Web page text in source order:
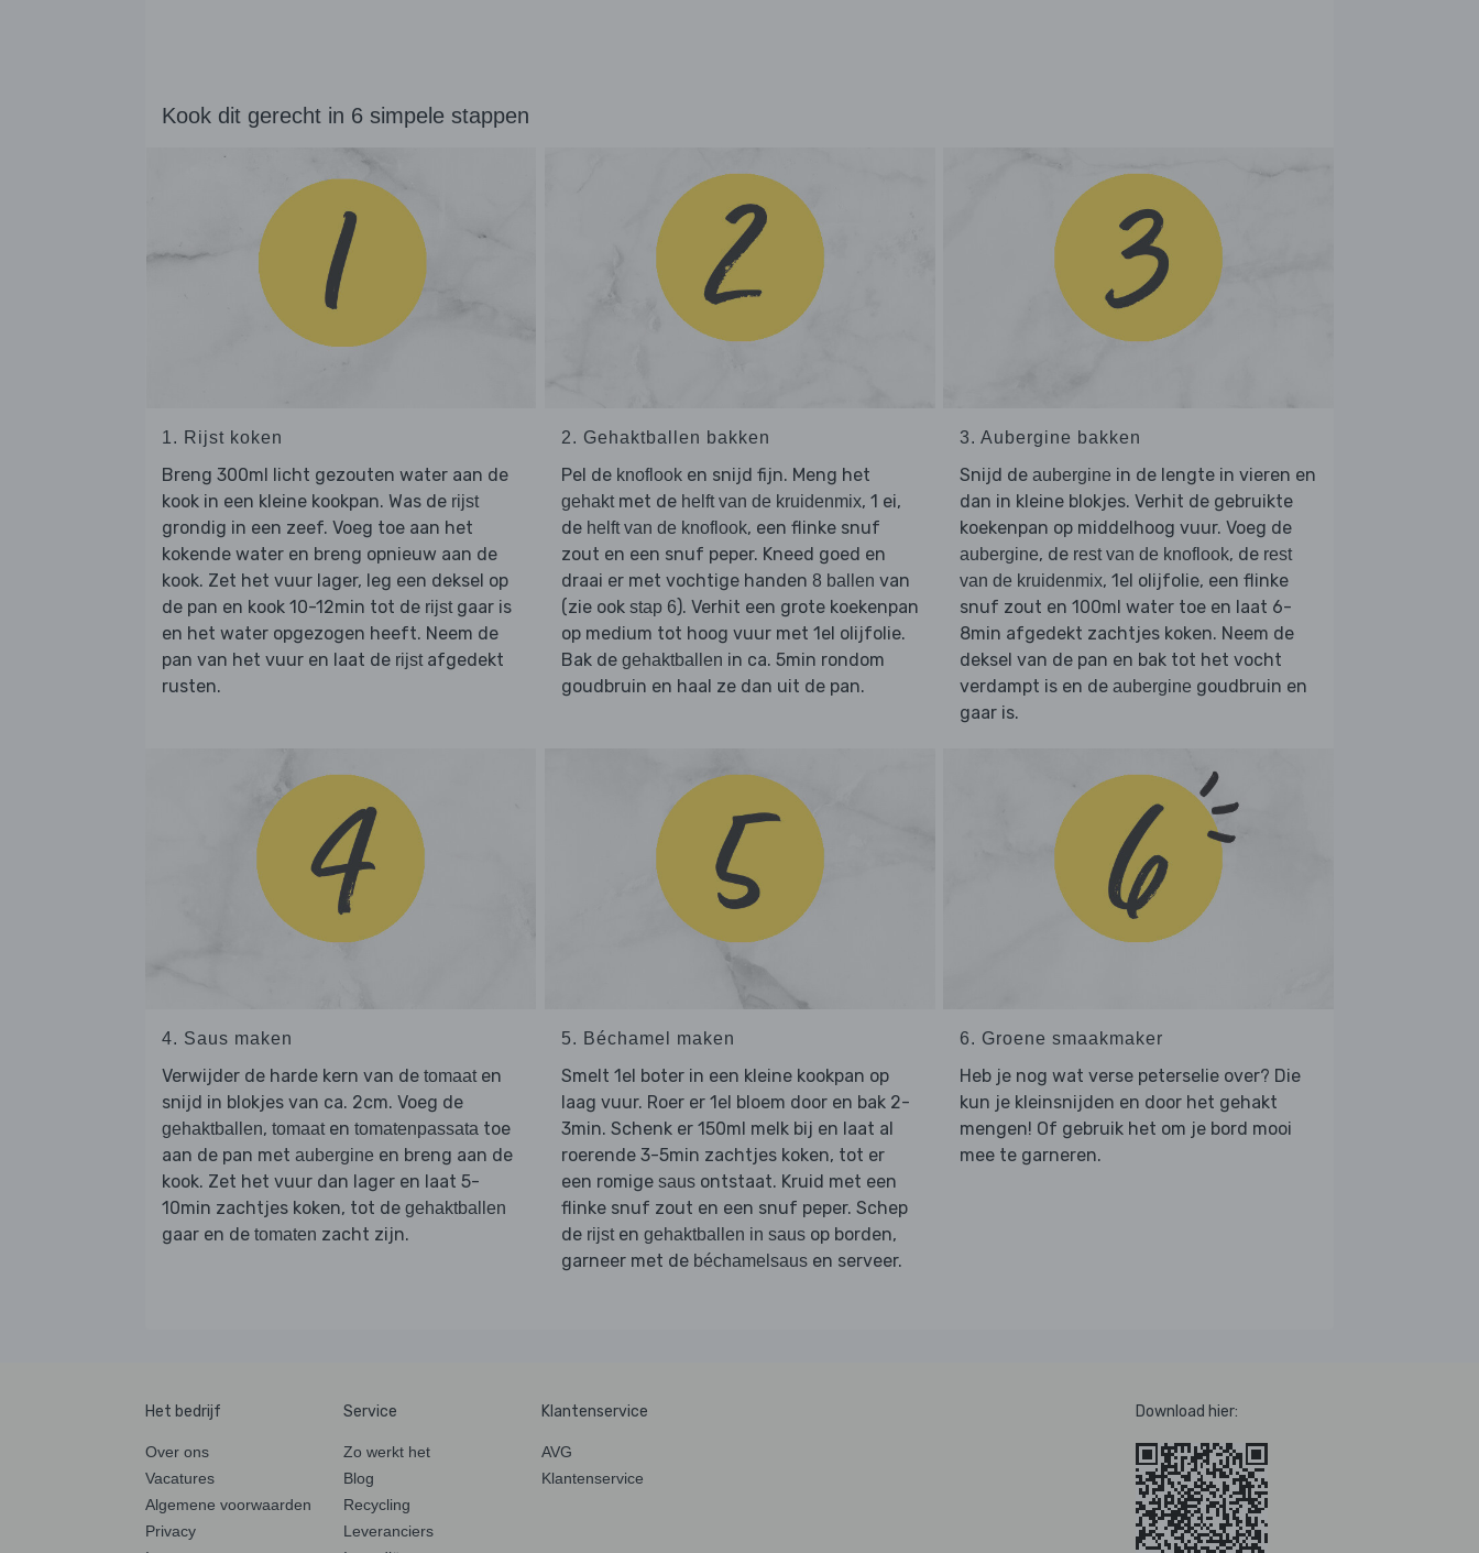
Kook dit gerecht in 6 simpele stappen
1. Rijst koken
Breng 300ml licht gezouten water aan de
kook in een kleine kookpan. Was de rijst
grondig in een zeef. Voeg toe aan het
kokende water en breng opnieuw aan de
kook. Zet het vuur lager, leg een deksel op
de pan en kook 10-12min tot de rijstgaar is
en het water opgezogen heeft. Neem de
pan van het vuur en laat de rijstafgedekt
rusten.
2. Gehaktballen bakken
Pel de knoflooken snijd fijn. Meng het
gehaktmet de helft van de kruidenmix, 1 ei,
de helft van de knoflook, een flinke snuf
zout en een snuf peper. Kneed goed en
draai er met vochtige handen 8 ballen van
(zie ook stap 6). Verhit een grote koekenpan
op medium tot hoog vuur met 1el olijfolie.
Bak de gehaktballen in ca. 5min rondom
goudbruin en haal ze dan uit de pan.
3. Aubergine bakken
Snijd de aubergine in de lengte in vieren en
dan in kleine blokjes. Verhit de gebruikte
koekenpan op middelhoog vuur. Voeg de
aubergine, de rest van de knoflook, de rest
van de kruidenmix, 1el olijfolie, een flinke
snuf zout en 100ml water toe en laat 6-
8min afgedekt zachtjes koken. Neem de
deksel van de pan en bak tot het vocht
verdampt is en de aubergine goudbruin en
gaar is.
4. Saus maken
Verwijder de harde kern van de tomaat en
snijd in blokjes van ca. 2cm. Voeg de
gehaktballen, tomaat en tomatenpassata toe
aan de pan met aubergine en breng aan de
kook. Zet het vuur dan lager en laat 5-
10min zachtjes koken, tot de gehaktballen
gaar en de tomaten zacht zijn.
5. Béchamel maken
Smelt 1el boter in een kleine kookpan op
laag vuur. Roer er 1el bloem door en bak 2-
3min. Schenk er 150ml melk bij en laat al
roerende 3-5min zachtjes koken, tot er
een romige sausontstaat. Kruid met een
flinke snuf zout en een snuf peper. Schep
de rijsten gehaktballen in sausop borden,
garneer met de béchamelsausen serveer.
6. Groene smaakmaker
Heb je nog wat verse peterselie over? Die
kun je kleinsnijden en door het gehakt
mengen! Of gebruik het om je bord mooi
mee te garneren.
Het bedrijf
Over ons
Vacatures
Algemene voorwaarden
Privacy
Service
Zo werkt het
Blog
Recycling
Leveranciers
Klantenservice
AVG
Klantenservice
Download hier: